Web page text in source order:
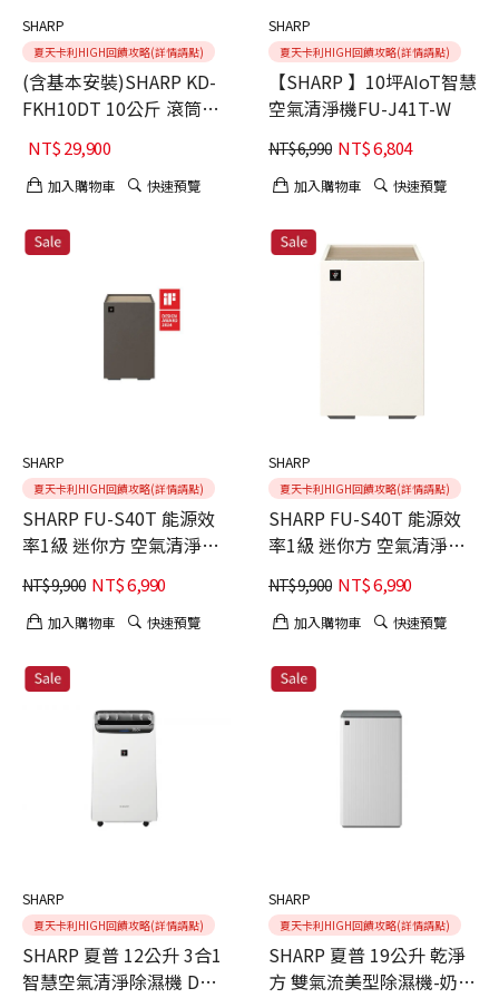
SHARP
夏天卡利HIGH回饋攻略(詳情請點)
(含基本安裝)SHARP KD-
FKH10DT 10公斤 滾筒乾
衣機 熱泵技術
NT$29,900
加入購物車 快速預覽
SHARP
夏天卡利HIGH回饋攻略(詳情請點)
【SHARP 】10坪AIoT智慧
空氣清淨機FU-J41T-W
NT$6,990 NT$6,804
加入購物車 快速預覽
SHARP
夏天卡利HIGH回饋攻略(詳情請點)
SHARP FU-S40T 能源效
率1級 迷你方 空氣清淨機
Purefit空氣純淨美學系列
小茶棕
NT$9,900 NT$6,990
加入購物車 快速預覽
SHARP
夏天卡利HIGH回饋攻略(詳情請點)
SHARP FU-S40T 能源效
率1級 迷你方 空氣清淨機
Purefit空氣純淨美學系列
小麥白
NT$9,900 NT$6,990
加入購物車 快速預覽
SHARP
夏天卡利HIGH回饋攻略(詳情請點)
SHARP 夏普 12公升 3合1
智慧空氣清淨除濕機 DW-
SHARP
夏天卡利HIGH回饋攻略(詳情請點)
SHARP 夏普 19公升 乾淨
方 雙氣流美型除濕機-奶油